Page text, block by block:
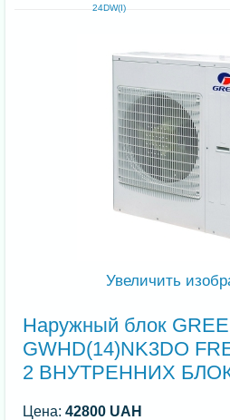
24DW(I)
Увеличить
Наружный блок GREE
GWHD(14)NK3DO
2 ВНУТРЕННИХ
Цена:42800 UAH